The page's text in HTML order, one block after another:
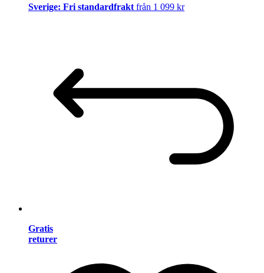
Sverige: Fri standardfrakt från 1 099 kr
Gratis
returer